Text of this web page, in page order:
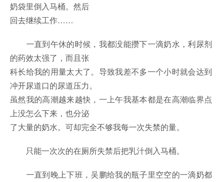
奶袋里倒入马桶。然后
回去继续工作……
一直到午休的时候，我都没能攒下一滴奶水，利尿剂
的药效太强了，而且张
科长给我的用量太大了。导致我差不多一个小时就会达到
冲开尿道口的尿道压力。
虽然我的高潮越来越快，一上午我基本都是在高潮临界点
上没怎么下来，也分泌
了大量的奶水。可却完全不够我每一次失禁的量。
只能一次次的在厕所失禁后把乳汁倒入马桶。
一直到晚上下班，吴鹏给我的瓶子里空空的一滴奶都